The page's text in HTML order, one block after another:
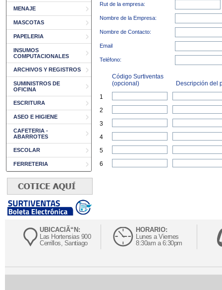
MENAJE
MASCOTAS
PAPELERIA
INSUMOS
COMPUTACIONALES
ARCHIVOS Y REGISTROS
SUMINISTROS DE
OFICINA
ESCRITURA
ASEO E HIGIENE
CAFETERIA -
ABARROTES
ESCOLAR
FERRETERIA
Rut de la empresa:
Nombre de la Empresa:
Nombre de Contacto:
Email
Teléfono:
Código Surtiventas
(opcional)
Descripción del
1
2
3
4
5
6
UBICACIÃ“N:
Las Hortensias 900
Cerrillos, Santiago
HORARIO:
Lunes a Viernes
8:30am a 6:30pm